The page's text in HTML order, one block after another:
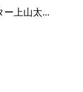
ー上山太...